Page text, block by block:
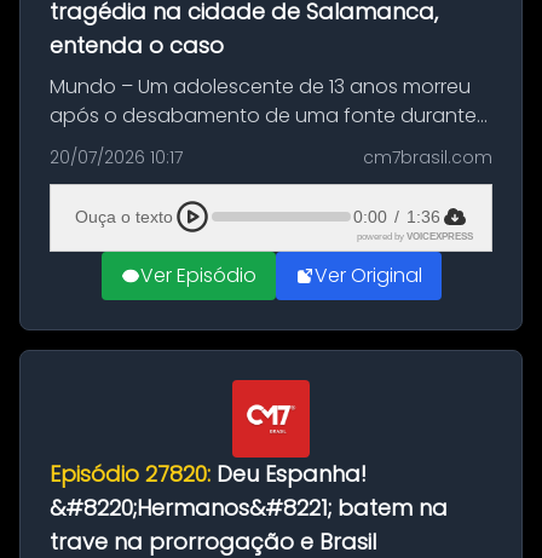
tragédia na cidade de Salamanca,
entenda o caso
Mundo – Um adolescente de 13 anos morreu
após o desabamento de uma fonte durante
as comemorações pelo título da Copa do
Mundo conquistado pela Espanha, em
Ciudad Rodrigo, na província de Salamanca,
no...
20/07/2026 10:17 cm7brasil.com
Ouça o texto 0:00 / 1:36
powered by VOICEXPRESS
Ver Episódio Ver Original
Episódio 27820: Deu Espanha!
&#8220;Hermanos&#8221; batem na
trave na prorrogação e Brasil